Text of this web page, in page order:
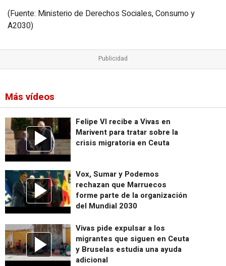
(Fuente: Ministerio de Derechos Sociales, Consumo y
A2030)
Más vídeos
Felipe VI recibe a Vivas en
Marivent para tratar sobre la
crisis migratoria en Ceuta
Vox, Sumar y Podemos
rechazan que Marruecos
forme parte de la organización
del Mundial 2030
Vivas pide expulsar a los
migrantes que siguen en Ceuta
y Bruselas estudia una ayuda
adicional